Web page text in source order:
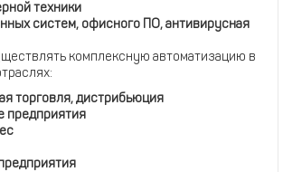
техники
систем, офисного ПО, антивирусная
комплексную автоматизацию в
торговля, дистрибьюция
предприятия